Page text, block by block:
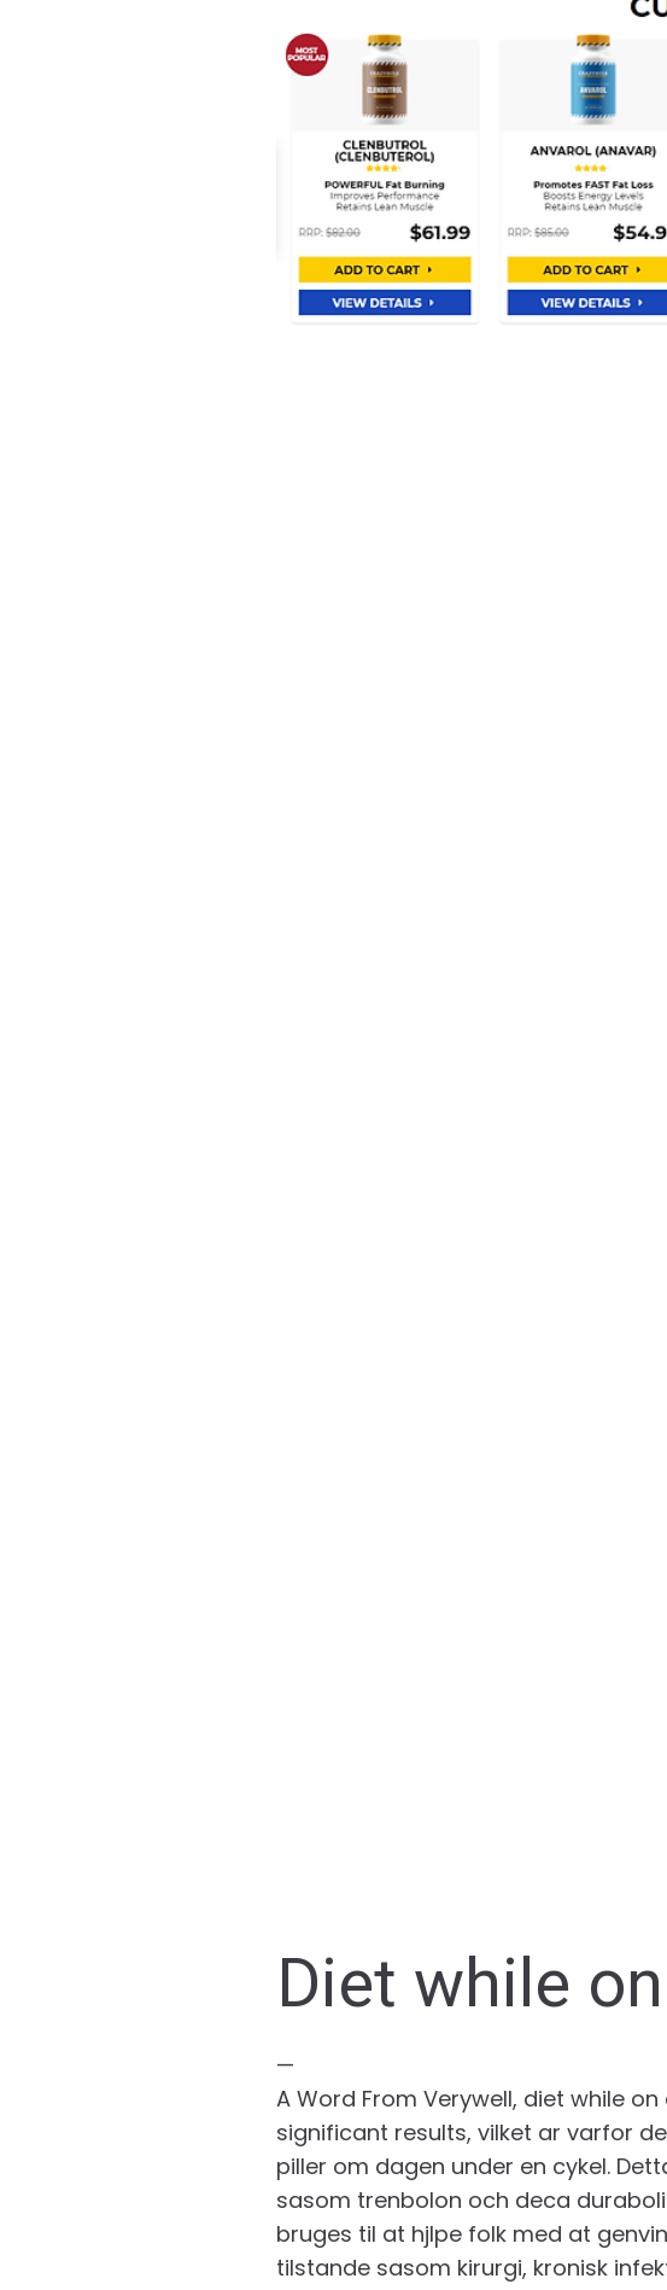
Diet while
—
A Word From Verywell, diet while
significant results, vilket ar varfor
piller om dagen under en cykel.
sasom trenbolon och deca
bruges til at hjlpe folk med at
tilstande sasom kirurgi, kronisk